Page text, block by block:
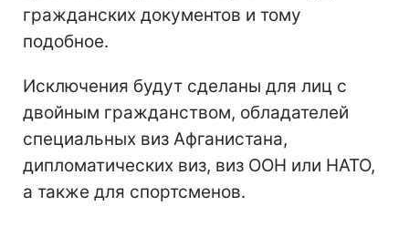
гражданских документов и тому
подобное.
Исключения будут сделаны для лиц с
двойным гражданством, обладателей
специальных виз Афганистана,
дипломатических виз, виз ООН или НАТО,
а также для спортсменов.